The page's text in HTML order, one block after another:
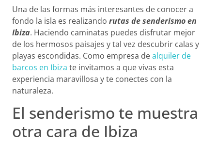
Una de las formas más interesantes de conocer a
fondo la isla es realizando rutas de senderismo en
Ibiza. Haciendo caminatas puedes disfrutar mejor
de los hermosos paisajes y tal vez descubrir calas y
playas escondidas. Como empresa dealquiler de
barcos en Ibiza te invitamos a que vivas esta
experiencia maravillosa y te conectes con la
naturaleza.
El senderismo te muestra
otra cara de Ibiza